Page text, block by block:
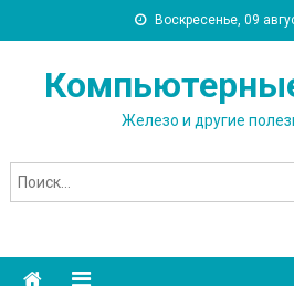
Воскресенье, 09
Железо и другие